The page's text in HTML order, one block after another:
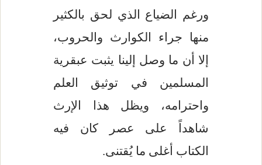
ورغم الضياع الذي لحق بالكثير
منها جراء الكوارث والحروب،
إلا أن ما وصل إلينا يثبت عبقرية
المسلمين في توثيق العلم
واحترامه، ويظل هذا الإرث
شاهداً على عصر كان فيه
الكتاب أغلى ما يُقتنى.